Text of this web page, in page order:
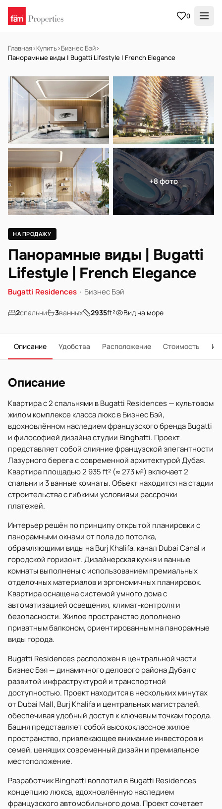
0
Главная›Купить›Бизнес Бэй›
Панорамные виды | Bugatti Lifestyle | French Elegance
НА ПРОДАЖУ
+8 фото
НА ПРОДАЖУ
Панорамные виды | Bugatti
Lifestyle | French Elegance
Bugatti Residences · Бизнес Бэй
2спальни 3ванных 2935ft² Вид на море
Описание Удобства Расположение Стоимость
Описание
Квартира с 2 спальнями в Bugatti Residences — культовом
жилом комплексе класса люкс в Бизнес Бэй,
вдохновлённом наследием французского бренда Bugatti
и философией дизайна студии Binghatti. Проект
представляет собой слияние французской элегантности
Лазурного берега с современной архитектурой Дубая.
Квартира площадью 2 935 ft² (≈ 273 м²) включает 2
спальни и 3 ванные комнаты. Объект находится на стадии
строительства с гибкими условиями рассрочки
платежей.
Интерьер решён по принципу открытой планировки с
панорамными окнами от пола до потолка,
обрамляющими виды на Burj Khalifa, канал Dubai Canal и
городской горизонт. Дизайнерская кухня и ванные
комнаты выполнены с использованием премиальных
отделочных материалов и эргономичных планировок.
Квартира оснащена системой умного дома с
автоматизацией освещения, климат-контроля и
безопасности. Жилое пространство дополнено
приватным балконом, ориентированным на панорамные
виды города.
Bugatti Residences расположен в центральной части
Бизнес Бэя — динамичного делового района Дубая с
развитой инфраструктурой и транспортной
доступностью. Проект находится в нескольких минутах
от Dubai Mall, Burj Khalifa и центральных магистралей,
обеспечивая удобный доступ к ключевым точкам города.
Башня представляет собой высококлассное жилое
пространство, привлекающее внимание инвесторов и
семей, ценящих современный дизайн и премиальное
местоположение.
Разработчик Binghatti воплотил в Bugatti Residences
концепцию люкса, вдохновлённую наследием
французского автомобильного дома. Проект сочетает